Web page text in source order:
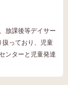
放課後等デイサー
扱っており、児童
ンターと児童発達